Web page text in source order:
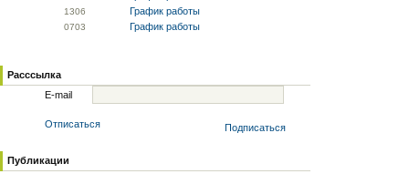
1306 График работы
0703 График работы
Расссылка
E-mail
Отписаться Подписаться
Публикации